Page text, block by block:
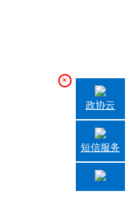
×
政协云
短信服务